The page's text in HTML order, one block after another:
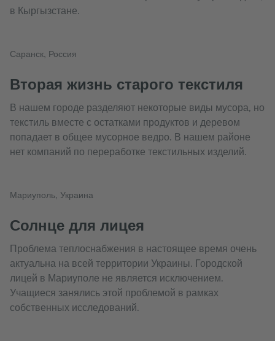
в Кыргызстане.
Саранск, Россия
Вторая жизнь старого текстиля
В нашем городе разделяют некоторые виды мусора, но
текстиль вместе с остатками продуктов и деревом
попадает в общее мусорное ведро. В нашем районе
нет компаний по переработке текстильных изделий.
Мариуполь, Украина
Солнце для лицея
Проблема теплоснабжения в настоящее время очень
актуальна на всей территории Украины. Городской
лицей в Мариуполе не является исключением.
Учащиеся занялись этой проблемой в рамках
собственных исследований.